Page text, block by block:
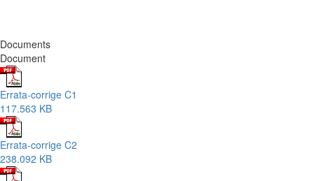
Documents
Document
Errata-corrige C1
117.563 KB
Errata-corrige C2
238.092 KB